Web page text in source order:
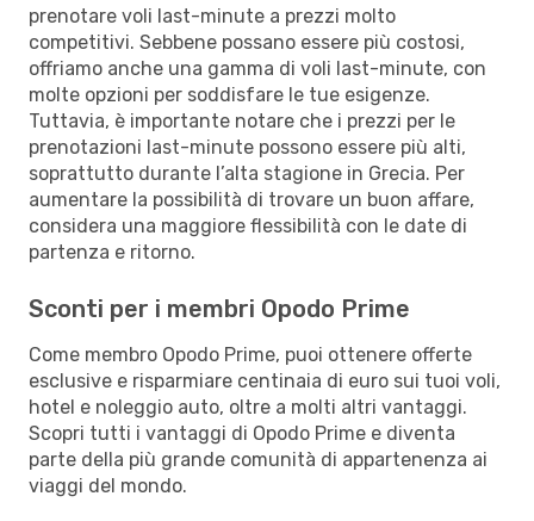
prenotare voli last-minute a prezzi molto
competitivi. Sebbene possano essere più costosi,
offriamo anche una gamma di voli last-minute, con
molte opzioni per soddisfare le tue esigenze.
Tuttavia, è importante notare che i prezzi per le
prenotazioni last-minute possono essere più alti,
soprattutto durante l’alta stagione in Grecia. Per
aumentare la possibilità di trovare un buon affare,
considera una maggiore flessibilità con le date di
partenza e ritorno.
Sconti per i membri Opodo Prime
Come membro Opodo Prime, puoi ottenere offerte
esclusive e risparmiare centinaia di euro sui tuoi voli,
hotel e noleggio auto, oltre a molti altri vantaggi.
Scopri tutti i vantaggi di Opodo Prime e diventa
parte della più grande comunità di appartenenza ai
viaggi del mondo.